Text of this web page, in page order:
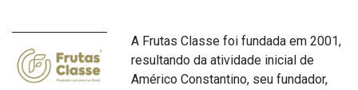
A Frutas Classe foi fundada em 2001,
resultando da atividade inicial de
Américo Constantino, seu fundador,